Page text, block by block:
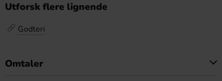
Utforsk flere lignende
Godteri
Omtaler